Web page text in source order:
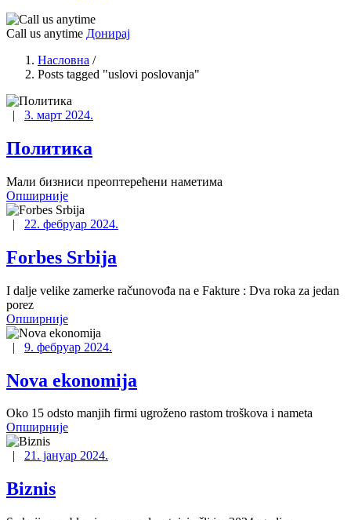
Call us anytime Донирај
Насловна /
Posts tagged "uslovi poslovanja"
| 3. март 2024.
Политика
Мали бизниси преоптерећени наметима
Опширније
| 22. фебруар 2024.
Forbes Srbija
I dalje velike zamerke računovođa na e Fakture : Dva roka za jedan
porez
Опширније
| 9. фебруар 2024.
Nova ekonomija
Oko 15 odsto manjih firmi ugroženo rastom troškova i nameta
Опширније
| 21. јануар 2024.
Biznis